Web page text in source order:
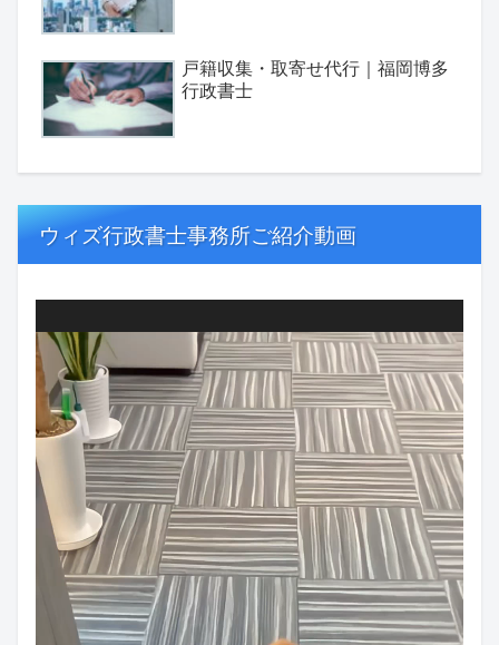
戸籍収集・取寄せ代行｜福岡博多
行政書士
ウィズ行政書士事務所ご紹介動画
画
プ
レ
ー
ヤ
ー